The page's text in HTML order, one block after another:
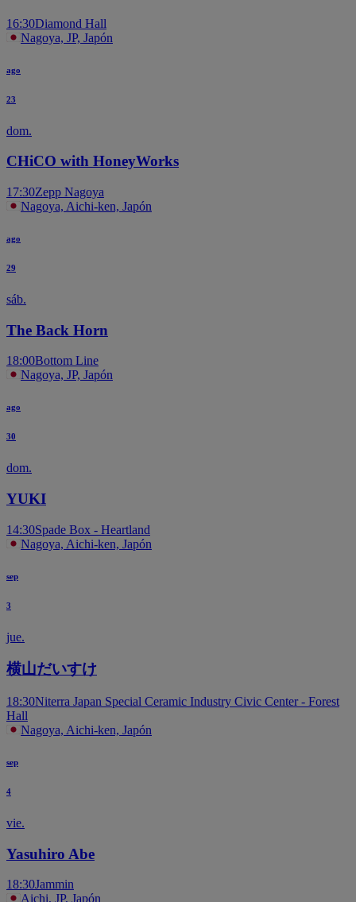
16:30Diamond Hall
Nagoya, JP, Japón
ago
23
dom.
CHiCO with HoneyWorks
17:30Zepp Nagoya
Nagoya, Aichi-ken, Japón
ago
29
sáb.
The Back Horn
18:00Bottom Line
Nagoya, JP, Japón
ago
30
dom.
YUKI
14:30Spade Box - Heartland
Nagoya, Aichi-ken, Japón
sep
3
jue.
横山だいすけ
18:30Niterra Japan Special Ceramic Industry Civic Center - Forest
Hall
Nagoya, Aichi-ken, Japón
sep
4
vie.
Yasuhiro Abe
18:30Jammin
Aichi, JP, Japón